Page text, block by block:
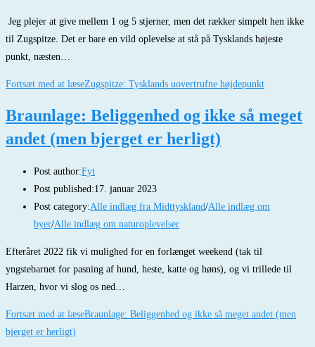
Jeg plejer at give mellem 1 og 5 stjerner, men det rækker simpelt hen ikke
til Zugspitze. Det er bare en vild oplevelse at stå på Tysklands højeste
punkt, næsten…
Fortsæt med at læseZugspitze: Tysklands uovertrufne højdepunkt
Braunlage: Beliggenhed og ikke så meget
andet (men bjerget er herligt)
Post author:Fyt
Post published:17. januar 2023
Post category:Alle indlæg fra Midttyskland/Alle indlæg om
byer/Alle indlæg om naturoplevelser
Efteråret 2022 fik vi mulighed for en forlænget weekend (tak til
yngstebarnet for pasning af hund, heste, katte og høns), og vi trillede til
Harzen, hvor vi slog os ned…
Fortsæt med at læseBraunlage: Beliggenhed og ikke så meget andet (men
bjerget er herligt)